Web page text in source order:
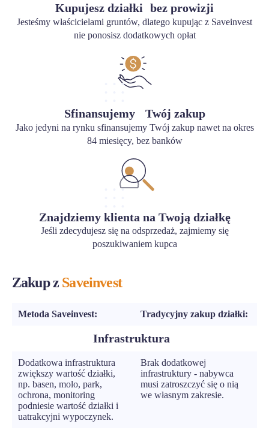
Kupujesz działki bez prowizji
Jesteśmy właścicielami gruntów, dlatego kupując z Saveinvest
nie ponosisz dodatkowych opłat
Sfinansujemy Twój zakup
Jako jedyni na rynku sfinansujemy Twój zakup nawet na okres
84 miesięcy, bez banków
Znajdziemy klienta na Twoją działkę
Jeśli zdecydujesz się na odsprzedaż, zajmiemy się
poszukiwaniem kupca
Zakup z Saveinvest
Metoda Saveinvest: Tradycyjny zakup działki:
Infrastruktura
Dodatkowa infrastruktura
zwiększy wartość działki,
np. basen, molo, park,
ochrona, monitoring
podniesie wartość działki i
uatrakcyjni wypoczynek.
Brak dodatkowej
infrastruktury - nabywca
musi zatroszczyć się o nią
we własnym zakresie.